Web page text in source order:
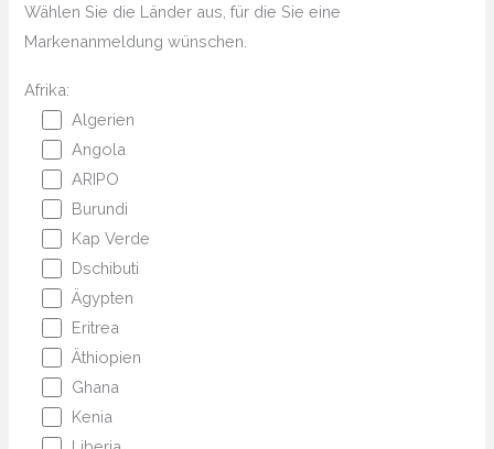
Wählen Sie die Länder aus, für die Sie eine
Markenanmeldung wünschen.
Afrika:
Algerien
Angola
ARIPO
Burundi
Kap Verde
Dschibuti
Ägypten
Eritrea
Äthiopien
Ghana
Kenia